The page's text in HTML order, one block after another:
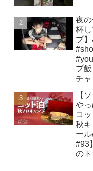
夜
杯し
プ
プ
チ
【
やっ
コ
秋
ー
#93
の